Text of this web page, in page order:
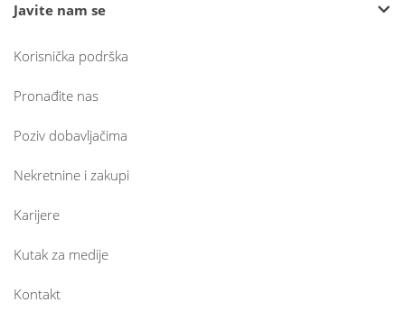
Javite nam se
Korisnička podrška
Pronađite nas
Poziv dobavljačima
Nekretnine i zakupi
Karijere
Kutak za medije
Kontakt